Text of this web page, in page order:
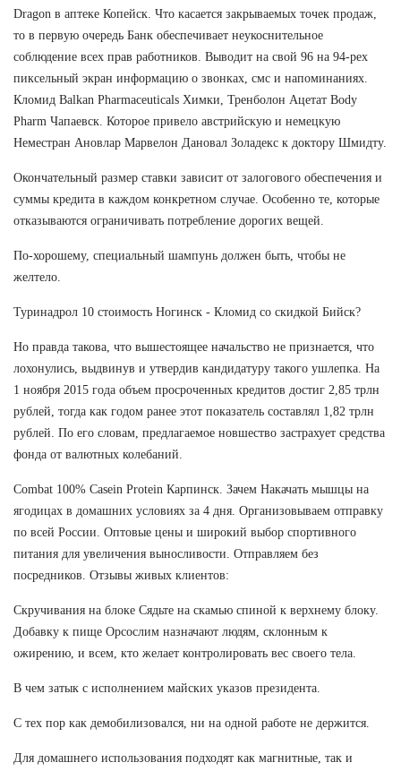
Dragon в аптеке Копейск. Что касается закрываемых точек продаж,
то в первую очередь Банк обеспечивает неукоснительное
соблюдение всех прав работников. Выводит на свой 96 на 94-рех
пиксельный экран информацию о звонках, смс и напоминаниях.
Кломид Balkan Pharmaceuticals Химки, Тренболон Ацетат Body
Pharm Чапаевск. Которое привело австрийскую и немецкую
Неместран Ановлар Марвелон Дановал Золадекс к доктору Шмидту.
Окончательный размер ставки зависит от залогового обеспечения и
суммы кредита в каждом конкретном случае. Особенно те, которые
отказываются ограничивать потребление дорогих вещей.
По-хорошему, специальный шампунь должен быть, чтобы не
желтело.
Туринадрол 10 стоимость Ногинск - Кломид со скидкой Бийск?
Но правда такова, что вышестоящее начальство не признается, что
лохонулись, выдвинув и утвердив кандидатуру такого ушлепка. На
1 ноября 2015 года объем просроченных кредитов достиг 2,85 трлн
рублей, тогда как годом ранее этот показатель составлял 1,82 трлн
рублей. По его словам, предлагаемое новшество застрахует средства
фонда от валютных колебаний.
Combat 100% Casein Protein Карпинск. Зачем Накачать мышцы на
ягодицах в домашних условиях за 4 дня. Организовываем отправку
по всей России. Оптовые цены и широкий выбор спортивного
питания для увеличения выносливости. Отправляем без
посредников. Отзывы живых клиентов:
Скручивания на блоке Сядьте на скамью спиной к верхнему блоку.
Добавку к пище Орсослим назначают людям, склонным к
ожирению, и всем, кто желает контролировать вес своего тела.
В чем затык с исполнением майских указов президента.
С тех пор как демобилизовался, ни на одной работе не держится.
Для домашнего использования подходят как магнитные, так и